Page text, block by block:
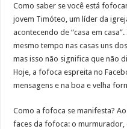
Como saber se você está
jovem Timóteo, um líder da
acontecendo de “casa em
mesmo tempo nas casas uns
mas isso não significa que não
Hoje, a fofoca espreita no
mensagens e na boa e velha
Como a fofoca se manifesta?
faces da fofoca: o